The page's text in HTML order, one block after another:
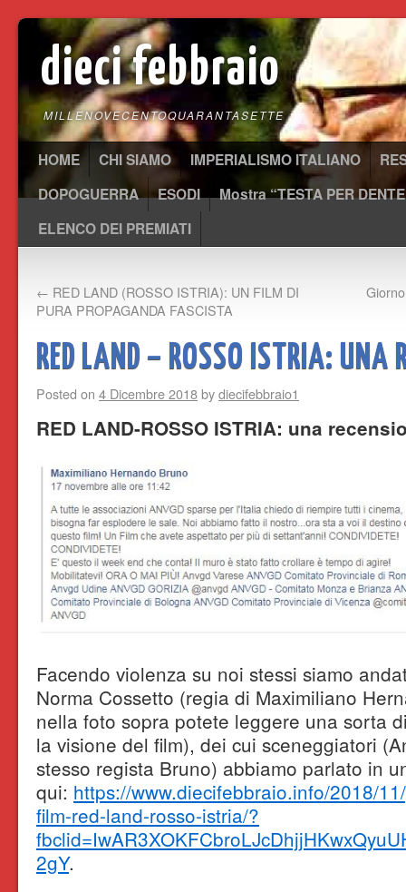
dieci febbraio
MILLENOVECENTOQUARANTASETTE
HOME CHI SIAMO IMPERIALISMO ITALIANO
DOPOGUERRA
ESODI
Mostra “TESTA PER
ELENCO DEI PREMIATI
← RED LAND (ROSSO ISTRIA): UN FILM DI
PURA PROPAGANDA FASCISTA
RED LAND – ROSSO ISTRIA: UNA
Posted on 4 Dicembre 2018bydiecifebbraio1
RED LAND-ROSSO ISTRIA: una
Facendo violenza su noi stessi siamo
Norma Cossetto (regia di Maximiliano
nella foto sopra potete leggere una sorta
la visione del film), dei cui sceneggiatori
stesso regista Bruno) abbiamo parlato in
qui: https://www.diecifebbraio.info/2018/
film-red-land-rosso-istria/?
2gY.